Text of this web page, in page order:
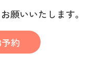
願いいたします。
約